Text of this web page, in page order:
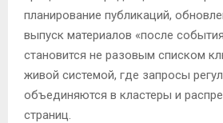
планирование публикаций,
выпуск материалов «после
становится не разовым списком
живой системой, где запросы
объединяются в кластеры и
страниц.